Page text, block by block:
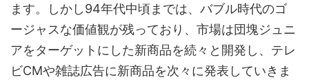
ます。しかし94年代中頃までは、バブル時代のゴ
ージャスな価値観が残っており、市場は団塊ジュニ
アをターゲットにした新商品を続々と開発し、テレ
ビCMや雑誌広告に新商品を次々に発表していきま